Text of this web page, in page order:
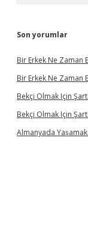
Son yorumlar
Bir Erkek Ne Zaman
Bir Erkek Ne Zaman
Bekçi Olmak Için
Bekçi Olmak Için
Almanyada